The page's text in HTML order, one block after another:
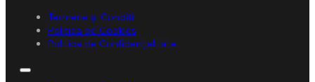
Termene și Condiții
Politica de Cookies
Politica de Confidențialitate